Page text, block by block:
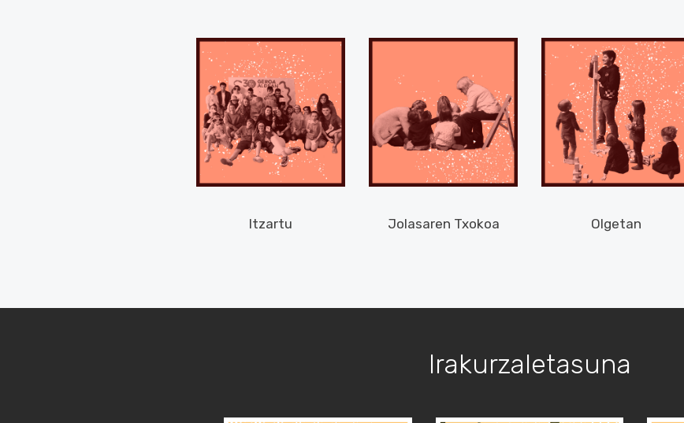
Itzartu Jolasaren Txokoa Olgetan
Irakurzaletasuna